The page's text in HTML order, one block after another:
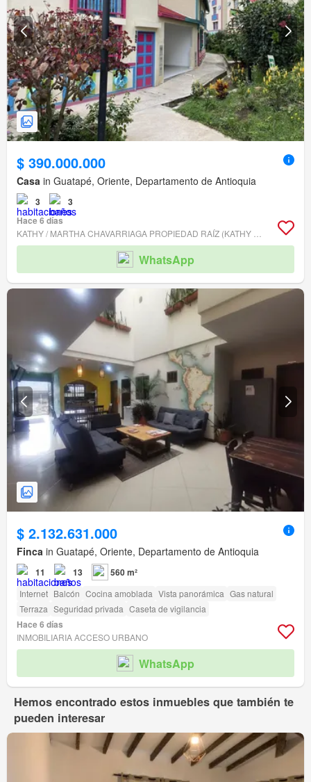
$ 390.000.000
Casa in Guatapé, Oriente, Departamento de Antioquia
3
3
Hace 6 días
WhatsApp
$ 2.132.631.000
Finca in Guatapé, Oriente, Departamento de Antioquia
11 13 560 m²
Internet Balcón Cocina amoblada Vista panorámica Gas natural
Terraza Seguridad privada Caseta de vigilancia
Hace 6 días
INMOBILIARIA ACCESO URBANO
WhatsApp
Hemos encontrado estos inmuebles que también te
pueden interesar